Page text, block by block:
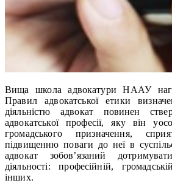
Вища школа адвокатури НААУ
Правил адвокатської етики
діяльністю адвокат повинен
адвокатської професії, яку він
громадського призначення,
підвищенню поваги до неї в
адвокат зобов’язаний
діяльності: професійній,
інших.